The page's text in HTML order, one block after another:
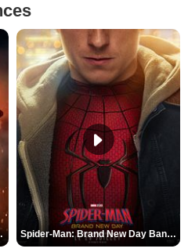
STFR Spider-Man: Brand New Day Bande-annonce VO STFR